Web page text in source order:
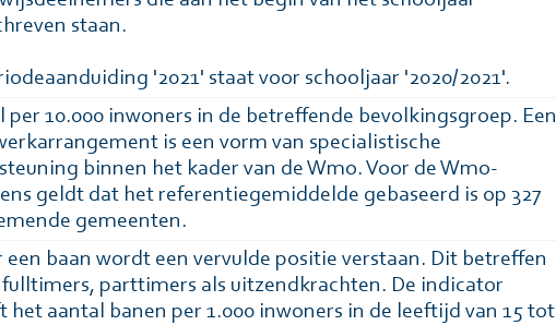
staan.
'2021' staat voor schooljaar '2020/2021'.
per 10.000 inwoners in de betreffende bevolkingsgroep. Een
is een vorm van specialistische
binnen het kader van de Wmo. Voor de Wmo-
geldt dat het referentiegemiddelde gebaseerd is op 327
gemeenten.
een baan wordt een vervulde positie verstaan. Dit betreffen
parttimers als uitzendkrachten. De indicator
het aantal banen per 1.000 inwoners in de leeftijd van 15 tot